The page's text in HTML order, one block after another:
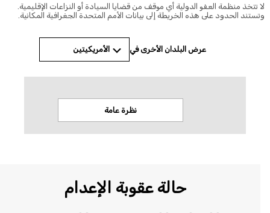
تتخذ منظمة العفو الدولية أي موقف من قضايا السيادة أو النزاعات الإقليمية.
الحدود على هذه الخريطة إلى بيانات الأمم المتحدة الجغرافية المكانية.
عرض البلدان الأخرى في الأمريكيتين
نظرة عامة
حالة عقوبة الإعدام